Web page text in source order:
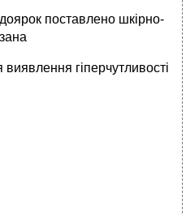
поставлено шкірно-
гіперчутливості